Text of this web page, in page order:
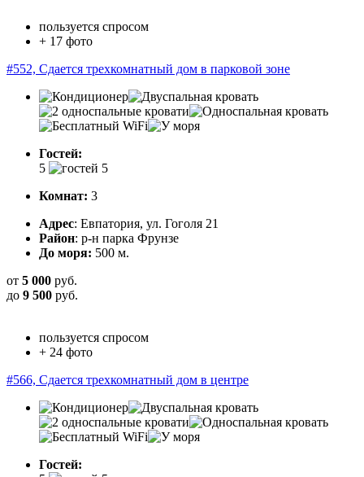
пользуется спросом
+ 17 фото
#552, Сдается трехкомнатный дом в парковой зоне
Гостей:
5
Комнат: 3
Адрес: Евпатория, ул. Гоголя 21
Район: р-н парка Фрунзе
До моря: 500 м.
от 5 000 руб.
до 9 500 руб.
пользуется спросом
+ 24 фото
#566, Сдается трехкомнатный дом в центре
Гостей: